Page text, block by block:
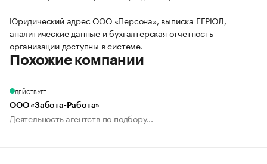
Юридический адрес ООО «Персона», выписка ЕГРЮЛ,
аналитические данные и бухгалтерская отчетность
организации доступны в системе.
Похожие компании
ДЕЙСТВУЕТ
ООО «Забота-Работа»
Деятельность агентств по подбору...